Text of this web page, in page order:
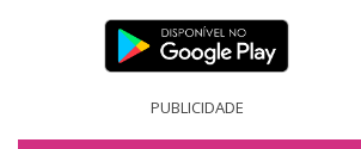
PUBLICIDADE